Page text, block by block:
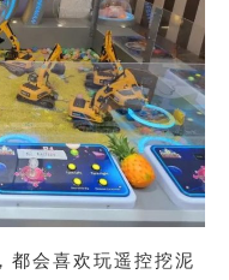
都会喜欢玩遥控挖泥